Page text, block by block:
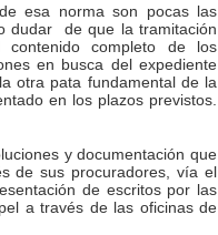
esa norma son pocas las
dudar de que la tramitación
contenido completo de los
en busca del expediente
otra pata fundamental de la
en los plazos previstos.
y documentación que
de sus procuradores, vía el
de escritos por las
a través de las oficinas de